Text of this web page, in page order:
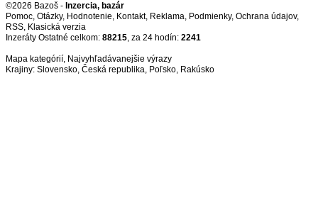
©2026 Bazoš - Inzercia, bazár
Pomoc, Otázky, Hodnotenie, Kontakt, Reklama, Podmienky, Ochrana údajov,
RSS,
Inzeráty Ostatné celkom: 88215, za 24 hodín: 2241
Mapa kategórií, Najvyhľadávanejšie výrazy
Krajiny: Slovensko, Česká republika, Poľsko, Rakúsko